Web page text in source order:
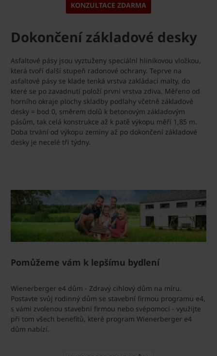
KONZULTACE ZDARMA
Dokončení základové desky
Asfaltové pásy jsou vyztuženy speciální hliníkovou vložkou,
která tvoří další stupeň radonové ochrany. Teprve na
asfaltové pásy se klade tenká vrstva zakládací malty, do
které se po zavadnutí položí první vrstva zdiva. Měřeno od
horního okraje plochy skladby podlahy včetně základové
desky = bod 0, směrem dolů k betonovým základovým
pásům, tak celá konstrukce až k patě výkopu měří 1,85 m.
Doba trvání od výkopu zeminy až po dokončení základové
desky je necelé tři týdny.
Pomůžeme vám k lepšímu bydlení
Wienerberger e4 dům - Zdravý cihlový dům na míru.
Postavte svůj rodinný dům se stavební firmou programu e4,
s vámi zvolenou stavební firmou nebo svépomocí - využijte
při tom všech benefitů, které program Wienerberger e4
dům nabízí.